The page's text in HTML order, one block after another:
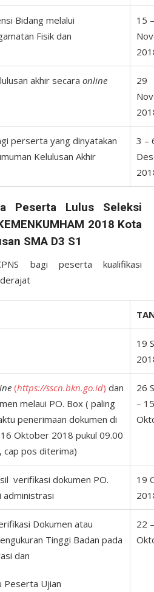
Bidang melalui
Fisik dan
15
akhir secara online
29
perserta yang dinyatakan
Kelulusan Akhir
3 –
Peserta Lulus Seleksi
2018 Kota
SMA D3 S1
bagi peserta kualifikasi
19
(https://sscn.bkn.go.id) dan
melaui PO. Box ( paling
penerimaan dokumen di
Oktober 2018 pukul 09.00
pos diterima)
26
– 15
verifikasi dokumen PO.
administrasi
19
Dokumen atau
Tinggi Badan pada
dan
Peserta Ujian
22